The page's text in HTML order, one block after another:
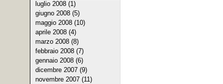
luglio 2008 (1)
giugno 2008 (5)
maggio 2008 (10)
aprile 2008 (4)
marzo 2008 (8)
febbraio 2008 (7)
gennaio 2008 (6)
dicembre 2007 (9)
novembre 2007 (11)